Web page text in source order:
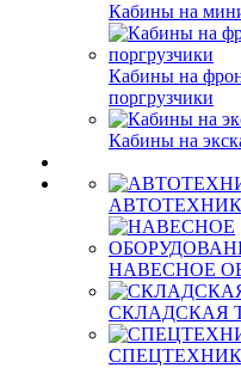
Кабины на
Кабины на
поргрузчики
Кабины на
НАВЕСНОЕ
СКЛАДСКАЯ